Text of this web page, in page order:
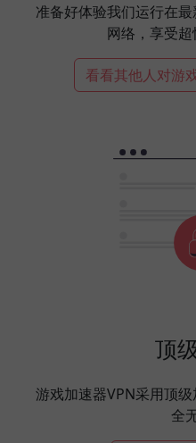
准备好体验我们运行在
网络，享受超
看看其他人对游
顶
游戏加速器VPN采用顶
全